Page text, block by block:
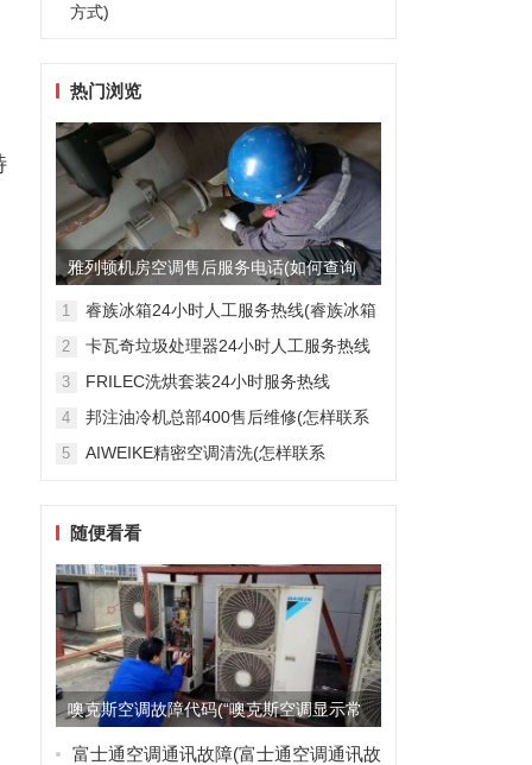
方式)
热门浏览
雅列顿机房空调售后服务电话(如何查询
雅列顿机房空调售后服务电...
1
睿族冰箱24小时人工服务热线(睿族冰箱
2
卡瓦奇垃圾处理器24小时人工服务热线
是多少？)
3
FRILEC洗烘套装24小时服务热线
少？)
4
邦注油冷机总部400售后维修(怎样联系
5
AIWEIKE精密空调清洗(怎样联系
随便看看
噢克斯空调故障代码(“噢克斯空调显示常
见故障代码，如何快速联...
富士通空调通讯故障(富士通空调通讯故